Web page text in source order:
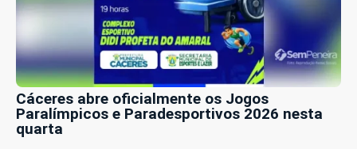
Cáceres abre oficialmente os Jogos
Paralímpicos e Paradesportivos 2026 nesta
quarta